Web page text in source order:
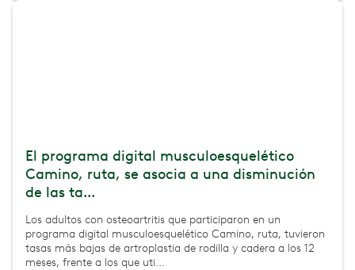
El programa digital musculoesquelético
Camino, ruta, se asocia a una disminución
de las ta...
Los adultos con osteoartritis que participaron en un
programa digital musculoesquelético Camino, ruta, tuvieron
tasas más bajas de artroplastia de rodilla y cadera a los 12
meses, frente a los que uti...